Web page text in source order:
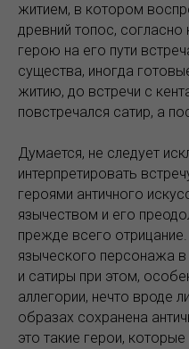
житием, в котором
древний топос,
герою на его пути
существа, иногда
житию, до встречи с
повстречался сатир, а
Думается, не следует
интерпретировать
героями античного
язычеством и его
прежде всего
языческого персонажа в
и сатиры при этом,
аллегории, нечто вроде
образах сохранена
это такие герои,